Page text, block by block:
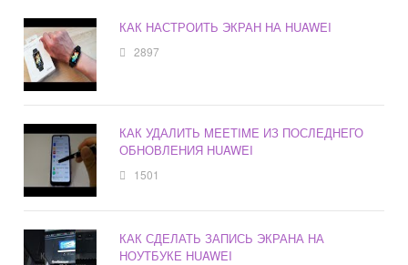
КАК НАСТРОИТЬ ЭКРАН НА HUAWEI
2897
КАК УДАЛИТЬ MEETIME ИЗ ПОСЛЕДНЕГО
ОБНОВЛЕНИЯ HUAWEI
1501
КАК СДЕЛАТЬ ЗАПИСЬ ЭКРАНА НА
НОУТБУКЕ HUAWEI